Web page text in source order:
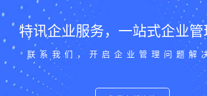
特讯企业服务，一站式企业管
联系我们，开启企业管理问题解